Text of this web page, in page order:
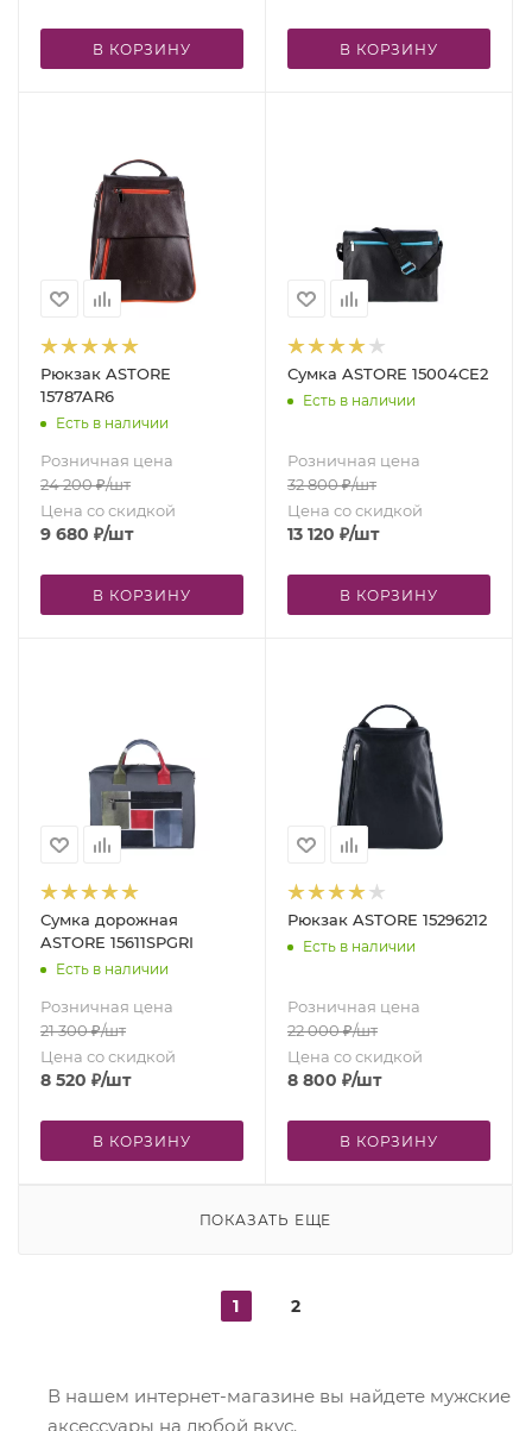
В КОРЗИНУ В КОРЗИНУ
Рюкзак ASTORE
15787AR6
Есть в наличии
Розничная цена
24 200₽/шт
Цена со скидкой
9 680 ₽/шт
В КОРЗИНУ
Сумка ASTORE 15004CE2
Есть в наличии
Розничная цена
32 800₽/шт
Цена со скидкой
13 120 ₽/шт
В КОРЗИНУ
Сумка дорожная
ASTORE 15611SPGRI
Есть в наличии
Розничная цена
21 300₽/шт
Цена со скидкой
8 520 ₽/шт
В КОРЗИНУ
Рюкзак ASTORE 15296212
Есть в наличии
Розничная цена
22 000₽/шт
Цена со скидкой
8 800 ₽/шт
В КОРЗИНУ
ПОКАЗАТЬ ЕЩЕ
1 2
В нашем интернет-магазине вы найдете мужские
аксессуары на любой вкус.